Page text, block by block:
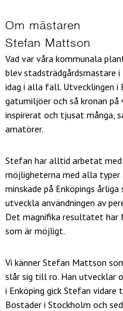
Om mästaren
Stefan Mattson
Vad var våra kommunala
blev stadsträdgårdsmästare i
idag i alla fall. Utvecklingen i
gatumiljöer och så kronan
inspirerat och tjusat många,
amatörer.
Stefan har alltid arbetat
möjligheterna med alla
minskade på Enköpings
utveckla användningen av
Det magnifika resultatet har
som är möjligt.
Vi känner Stefan Mattson
slår sig till ro. Han utvecklar
i Enköping gick Stefan
Bostäder i Stockholm och